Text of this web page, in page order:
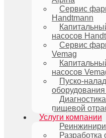
Сервис
Handtmann
насосов
Сервис
Vemag
насосов
Пуско-
пищевой
Услуги компании
Разработка